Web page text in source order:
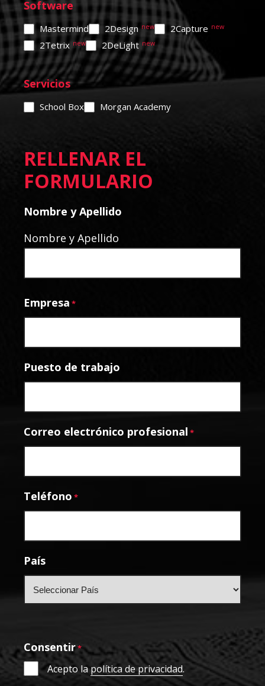
Software
Mastermind 2Design
2Capture
2Tetrix
2DeLight
Servicios
School Box Morgan Academy
RELLENAR EL
FORMULARIO
Nombre y Apellido
Nombre y Apellido
Empresa *
Puesto de trabajo
Correo electrónico profesional *
Teléfono *
País
Consentir*
Acepto lapolítica de privacidad.